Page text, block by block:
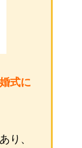
式に
り、